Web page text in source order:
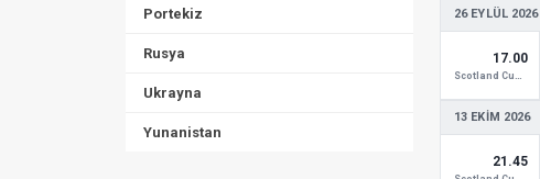
Portekiz
Rusya
Ukrayna
Yunanistan
26 EYLÜL 2026
17.00
13 EKIM 2026
21.45